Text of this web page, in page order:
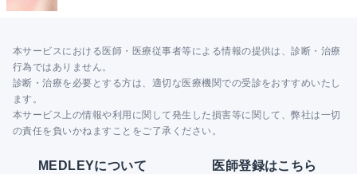
本サービスにおける医師・医療従事者等による情報の提供は、診断・治療
行為ではありません。
診断・治療を必要とする方は、適切な医療機関での受診をおすすめいたし
ます。
本サービス上の情報や利用に関して発生した損害等に関して、弊社は一切
の責任を負いかねますことをご了承ください。
MEDLEYについて 医師登録はこちら